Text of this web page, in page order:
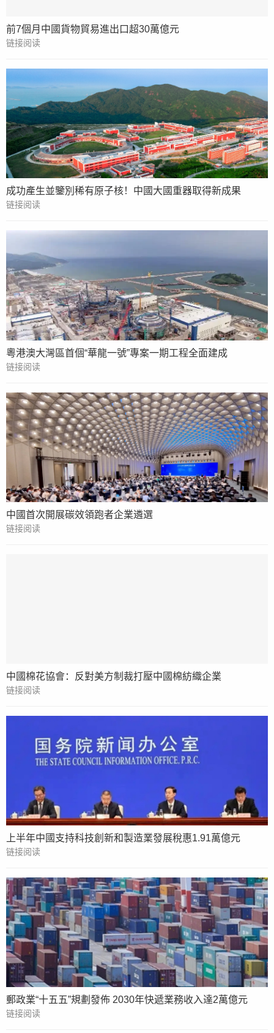
前7個月中國貨物貿易進出口超30萬億元
链接阅读
成功產生並鑒別稀有原子核！中國大國重器取得新成果
链接阅读
粵港澳大灣區首個“華龍一號”專案一期工程全面建成
链接阅读
中國首次開展碳效領跑者企業遴選
链接阅读
中國棉花協會：反對美方制裁打壓中國棉紡織企業
链接阅读
上半年中國支持科技創新和製造業發展稅惠1.91萬億元
链接阅读
郵政業“十五五”規劃發佈 2030年快遞業務收入達2萬億元
链接阅读